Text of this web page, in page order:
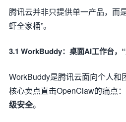
腾讯云并非只提供单一产品，而
虾全家桶”。
3.1 WorkBuddy：桌面AI工作台，
WorkBuddy是腾讯云面向个人和
核心卖点直击OpenClaw的痛点：
级安全。